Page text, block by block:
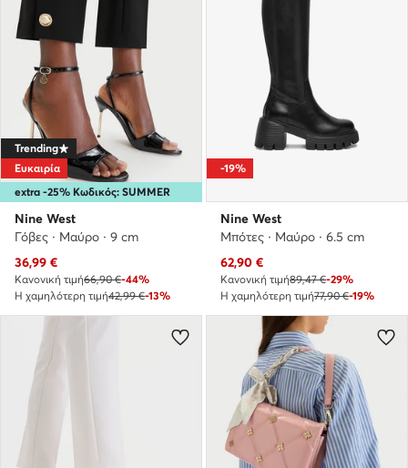
extra -25% Κωδικός: SUMMER
Trending
Ευκαιρία
Nine West
Γόβες · Μαύρο · 9 cm
Τρέχουσα τιμή
36,99 €
Κανονική τιμή66,90 €-44%
Η χαμηλότερη τιμή42,99 €-13%
-19%
Nine West
Μπότες · Μαύρο · 6.5 cm
Τρέχουσα τιμή
62,90 €
Κανονική τιμή89,47 €-29%
Η χαμηλότερη τιμή77,90 €-19%